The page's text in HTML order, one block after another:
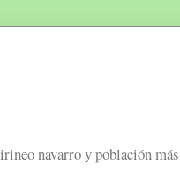
navarro y población